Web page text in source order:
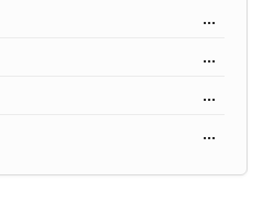
...
...
...
...